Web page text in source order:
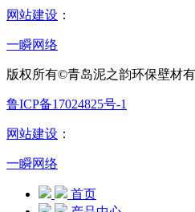
网站建设 ：
一瞬网络
版权所有©青岛泥之韵环保壁材
鲁ICP备17024825号-1
网站建设 ：
一瞬网络
首页